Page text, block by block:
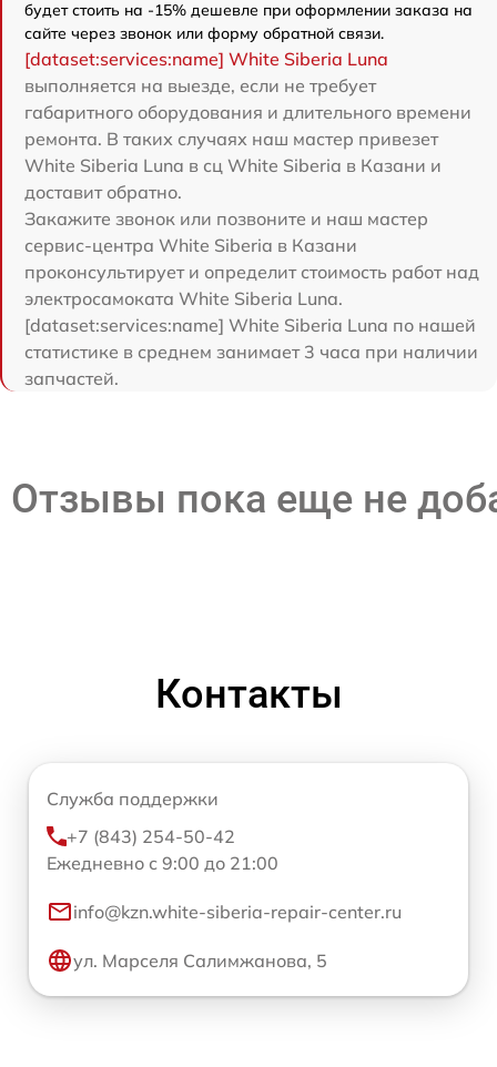
будет стоить на -15% дешевле при оформлении заказа на
сайте через звонок или форму обратной связи.
[dataset:services:name] White Siberia Luna
выполняется на выезде, если не требует
габаритного оборудования и длительного времени
ремонта. В таких случаях наш мастер привезет
White Siberia Luna в сц White Siberia в Казани и
доставит обратно.
Закажите звонок или позвоните и наш мастер
сервис-центра White Siberia в Казани
проконсультирует и определит стоимость работ над
электросамоката White Siberia Luna.
[dataset:services:name] White Siberia Luna по нашей
статистике в среднем занимает 3 часа при наличии
запчастей.
Отзывы пока еще не
Контакты
Служба поддержки
+7 (843) 254-50-42
Ежедневно с 9:00 до 21:00
info@kzn.white-siberia-repair-center.ru
ул. Марселя Салимжанова, 5